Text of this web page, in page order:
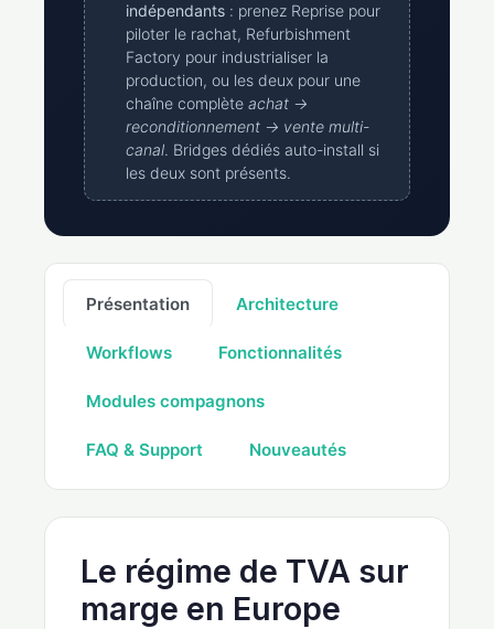
indépendants : prenez Reprise pour
piloter le rachat, Refurbishment
Factory pour industrialiser la
production, ou les deux pour une
chaîne complète achat →
reconditionnement → vente multi-
canal. Bridges dédiés auto-install si
les deux sont présents.
Présentation Architecture
Workflows Fonctionnalités
Modules compagnons
FAQ & Support Nouveautés
Le régime de TVA sur
marge en Europe